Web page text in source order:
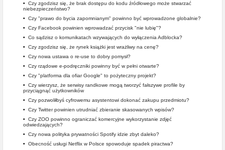
• Czy zgodzisz się, że brak dostępu do kodu źródłowego może stwarzać
niebezpieczeństwo?
• Czy "prawo do bycia zapomnianym" powinno być wprowadzone globalnie?
• Czy Facebook powinien wprowadzać przycisk "nie lubię"?
• Co sądzisz o komunikatach wzywających do wyłączenia Adblocka?
• Czy zgodzisz się, że rynek książki jest wrażliwy na cenę?
• Czy nowa ustawa o re-use to dobry pomysł?
• Czy rządowe e-podręczniki powinny być w pełni otwarte?
• Czy "platforma dla ofiar Google" to pożyteczny projekt?
• Czy wierzysz, że serwisy randkowe mogą tworzyć fałszywe profile by
przyciągnąć użytkowników
• Czy pozwoliłbyś cyfrowemu asystentowi dokonać zakupu przedmiotu?
• Czy Twitter powinien utrudniać zbieranie skasowanych wpisów?
• Czy ZOO powinno ograniczać komercyjne wykorzystanie zdjęć
odwiedzających?
• Czy nowa polityka prywatności Spotify idzie zbyt daleko?
• Obecność usługi Netflix w Polsce spowoduje spadek piractwa?